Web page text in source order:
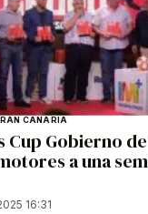
CANARIA
Cup Gobierno
a una
16:31